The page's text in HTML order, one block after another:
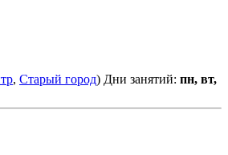
, Старый город) Дни занятий: пн, вт,